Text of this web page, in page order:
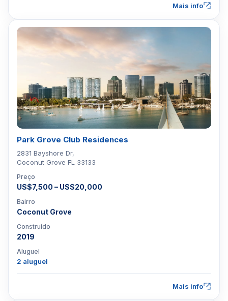
Mais info
Park Grove Club Residences
2831 Bayshore Dr,
Coconut Grove FL 33133
Preço
US$7,500 – US$20,000
Bairro
Coconut Grove
Construído
2019
Aluguel
2 aluguel
Mais info